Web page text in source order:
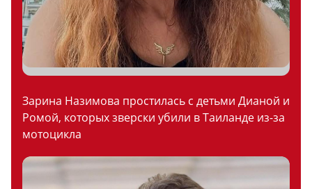
Зарина Назимова простилась с детьми Дианой и
Ромой, которых зверски убили в Таиланде из-за
мотоцикла